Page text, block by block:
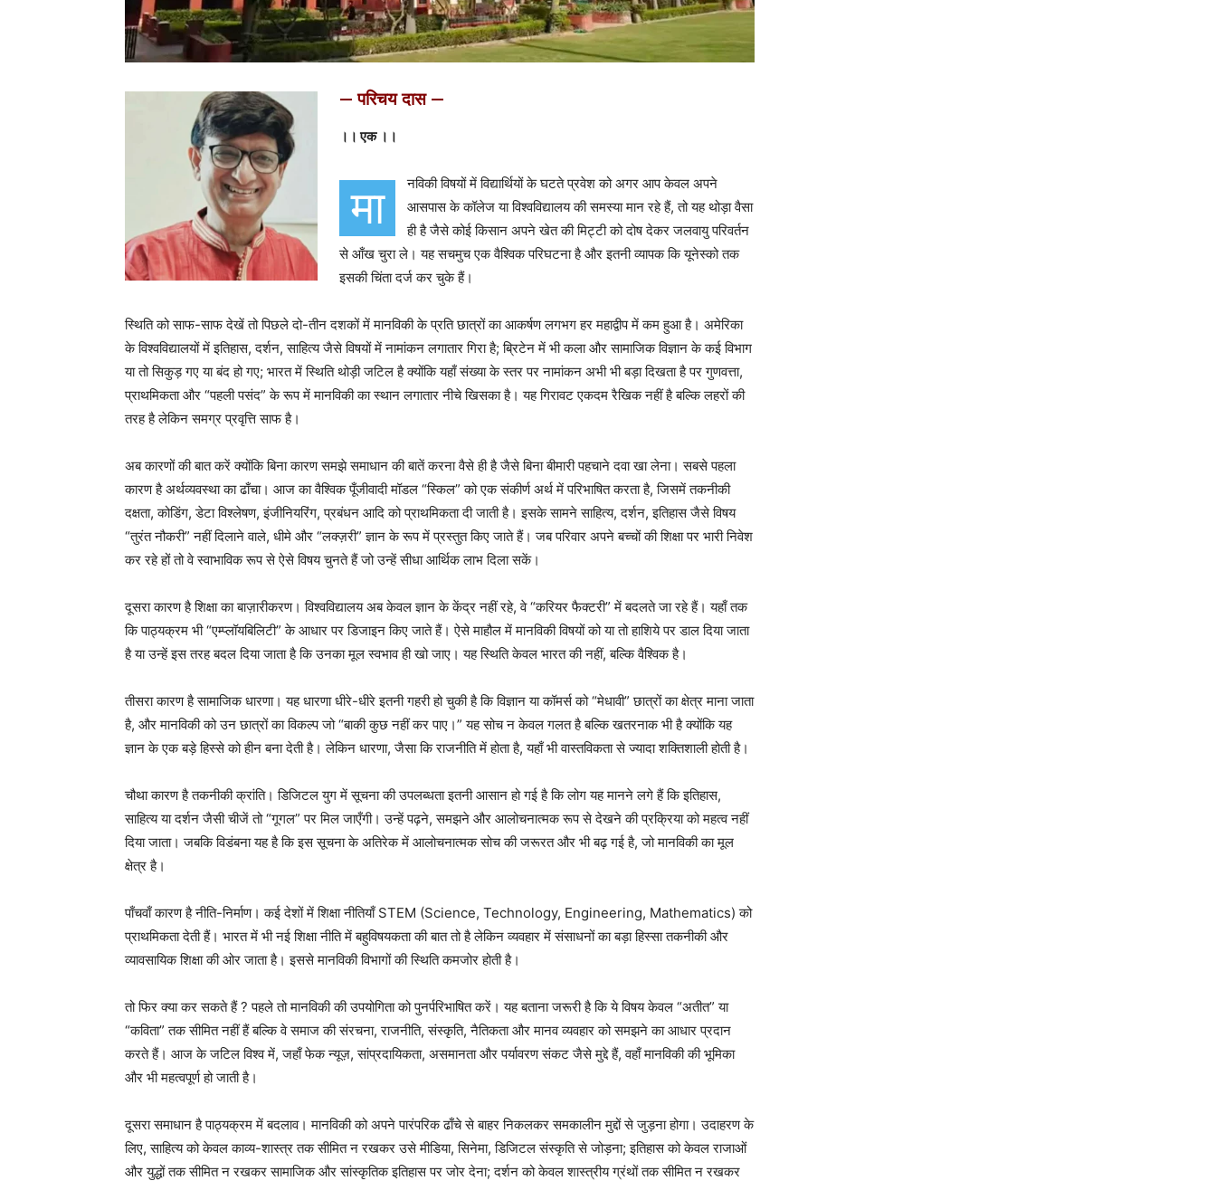
— परिचय दास —
।। एक ।।
मा
नविकी विषयों में विद्यार्थियों के घटते प्रवेश को अगर आप केवल अपने
आसपास के कॉलेज या विश्वविद्यालय की समस्या मान रहे हैं, तो यह थोड़ा वैसा
ही है जैसे कोई किसान अपने खेत की मिट्टी को दोष देकर जलवायु परिवर्तन
से आँख चुरा ले। यह सचमुच एक वैश्विक परिघटना है और इतनी व्यापक कि यूनेस्को तक
इसकी चिंता दर्ज कर चुके हैं।
स्थिति को साफ-साफ देखें तो पिछले दो-तीन दशकों में मानविकी के प्रति छात्रों का आकर्षण लगभग हर महाद्वीप में कम हुआ है। अमेरिका
के विश्वविद्यालयों में इतिहास, दर्शन, साहित्य जैसे विषयों में नामांकन लगातार गिरा है; ब्रिटेन में भी कला और सामाजिक विज्ञान के कई विभाग
या तो सिकुड़ गए या बंद हो गए; भारत में स्थिति थोड़ी जटिल है क्योंकि यहाँ संख्या के स्तर पर नामांकन अभी भी बड़ा दिखता है पर गुणवत्ता,
प्राथमिकता और “पहली पसंद” के रूप में मानविकी का स्थान लगातार नीचे खिसका है। यह गिरावट एकदम रैखिक नहीं है बल्कि लहरों की
तरह है लेकिन समग्र प्रवृत्ति साफ है।
अब कारणों की बात करें क्योंकि बिना कारण समझे समाधान की बातें करना वैसे ही है जैसे बिना बीमारी पहचाने दवा खा लेना। सबसे पहला
कारण है अर्थव्यवस्था का ढाँचा। आज का वैश्विक पूँजीवादी मॉडल “स्किल” को एक संकीर्ण अर्थ में परिभाषित करता है, जिसमें तकनीकी
दक्षता, कोडिंग, डेटा विश्लेषण, इंजीनियरिंग, प्रबंधन आदि को प्राथमिकता दी जाती है। इसके सामने साहित्य, दर्शन, इतिहास जैसे विषय
“तुरंत नौकरी” नहीं दिलाने वाले, धीमे और “लक्ज़री” ज्ञान के रूप में प्रस्तुत किए जाते हैं। जब परिवार अपने बच्चों की शिक्षा पर भारी निवेश
कर रहे हों तो वे स्वाभाविक रूप से ऐसे विषय चुनते हैं जो उन्हें सीधा आर्थिक लाभ दिला सकें।
दूसरा कारण है शिक्षा का बाज़ारीकरण। विश्वविद्यालय अब केवल ज्ञान के केंद्र नहीं रहे, वे “करियर फैक्टरी” में बदलते जा रहे हैं। यहाँ तक
कि पाठ्यक्रम भी “एम्प्लॉयबिलिटी” के आधार पर डिजाइन किए जाते हैं। ऐसे माहौल में मानविकी विषयों को या तो हाशिये पर डाल दिया जाता
है या उन्हें इस तरह बदल दिया जाता है कि उनका मूल स्वभाव ही खो जाए। यह स्थिति केवल भारत की नहीं, बल्कि वैश्विक है।
तीसरा कारण है सामाजिक धारणा। यह धारणा धीरे-धीरे इतनी गहरी हो चुकी है कि विज्ञान या कॉमर्स को “मेधावी” छात्रों का क्षेत्र माना जाता
है, और मानविकी को उन छात्रों का विकल्प जो “बाकी कुछ नहीं कर पाए।” यह सोच न केवल गलत है बल्कि खतरनाक भी है क्योंकि यह
ज्ञान के एक बड़े हिस्से को हीन बना देती है। लेकिन धारणा, जैसा कि राजनीति में होता है, यहाँ भी वास्तविकता से ज्यादा शक्तिशाली होती है।
चौथा कारण है तकनीकी क्रांति। डिजिटल युग में सूचना की उपलब्धता इतनी आसान हो गई है कि लोग यह मानने लगे हैं कि इतिहास,
साहित्य या दर्शन जैसी चीजें तो “गूगल” पर मिल जाएँगी। उन्हें पढ़ने, समझने और आलोचनात्मक रूप से देखने की प्रक्रिया को महत्व नहीं
दिया जाता। जबकि विडंबना यह है कि इस सूचना के अतिरेक में आलोचनात्मक सोच की जरूरत और भी बढ़ गई है, जो मानविकी का मूल
क्षेत्र है।
पाँचवाँ कारण है नीति-निर्माण। कई देशों में शिक्षा नीतियाँ STEM (Science, Technology, Engineering, Mathematics) को
प्राथमिकता देती हैं। भारत में भी नई शिक्षा नीति में बहुविषयकता की बात तो है लेकिन व्यवहार में संसाधनों का बड़ा हिस्सा तकनीकी और
व्यावसायिक शिक्षा की ओर जाता है। इससे मानविकी विभागों की स्थिति कमजोर होती है।
तो फिर क्या कर सकते हैं ? पहले तो मानविकी की उपयोगिता को पुनर्परिभाषित करें। यह बताना जरूरी है कि ये विषय केवल “अतीत” या
“कविता” तक सीमित नहीं हैं बल्कि वे समाज की संरचना, राजनीति, संस्कृति, नैतिकता और मानव व्यवहार को समझने का आधार प्रदान
करते हैं। आज के जटिल विश्व में, जहाँ फेक न्यूज़, सांप्रदायिकता, असमानता और पर्यावरण संकट जैसे मुद्दे हैं, वहाँ मानविकी की भूमिका
और भी महत्वपूर्ण हो जाती है।
दूसरा समाधान है पाठ्यक्रम में बदलाव। मानविकी को अपने पारंपरिक ढाँचे से बाहर निकलकर समकालीन मुद्दों से जुड़ना होगा। उदाहरण के
लिए, साहित्य को केवल काव्य-शास्त्र तक सीमित न रखकर उसे मीडिया, सिनेमा, डिजिटल संस्कृति से जोड़ना; इतिहास को केवल राजाओं
और युद्धों तक सीमित न रखकर सामाजिक और सांस्कृतिक इतिहास पर जोर देना; दर्शन को केवल शास्त्रीय ग्रंथों तक सीमित न रखकर